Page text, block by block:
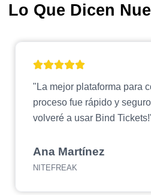
Lo Que Dicen
"La mejor plataforma para
proceso fue rápido y
volveré a usar Bind
Ana Martínez
NITEFREAK